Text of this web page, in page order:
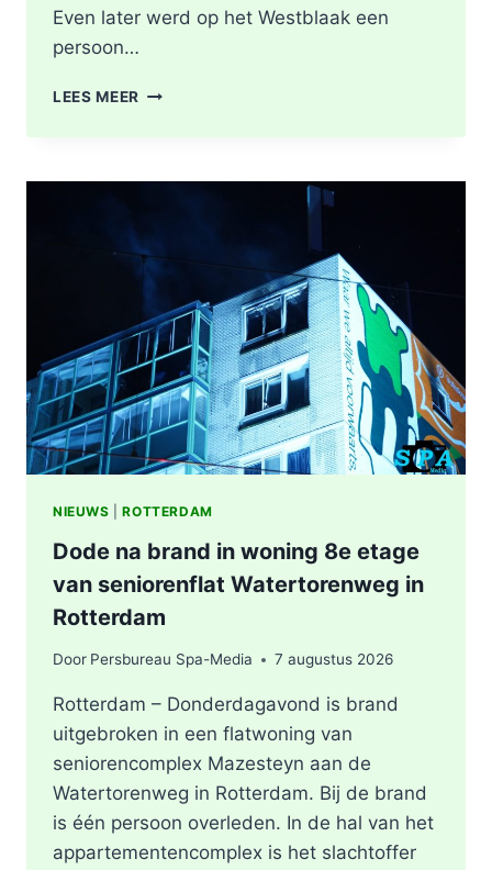
Even later werd op het Westblaak een
persoon…
LEES MEER POLITIE
STEEKINCIDENT
KAREL
DOORMANSTRAAT
ROTTERDAM
NIEUWS |ROTTERDAM
Dode na brand in woning 8e etage
van seniorenflat Watertorenweg in
Rotterdam
Door Persbureau Spa-Media 7 augustus 2026
Rotterdam – Donderdagavond is brand
uitgebroken in een flatwoning van
seniorencomplex Mazesteyn aan de
Watertorenweg in Rotterdam. Bij de brand
is één persoon overleden. In de hal van het
appartementencomplex is het slachtoffer